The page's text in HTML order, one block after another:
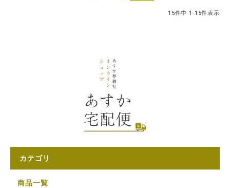
15件中 1 -15件表示
カテゴリ
商品一覧